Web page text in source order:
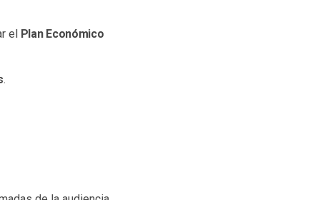
el Plan Económico
.